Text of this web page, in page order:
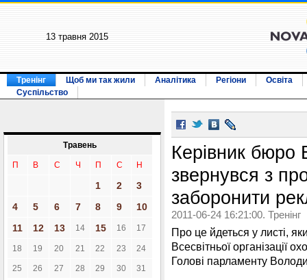
13 травня 2015
Тренінг Щоб ми так жили Аналітика Регіони
Освіта
Суспільство
Травень
П В С Ч П С Н
1 2
3
4
5 6 7 8 9
10
11
12 13 14 15 16 17
18 19 20 21 22 23 24
25 26 27 28 29 30 31
Керівник бюро
звернувся з
заборонити
2011-06-24 16:21:00. Тренінг
Про це йдеться у листі,
Всесвітньої організації
Голові парламенту